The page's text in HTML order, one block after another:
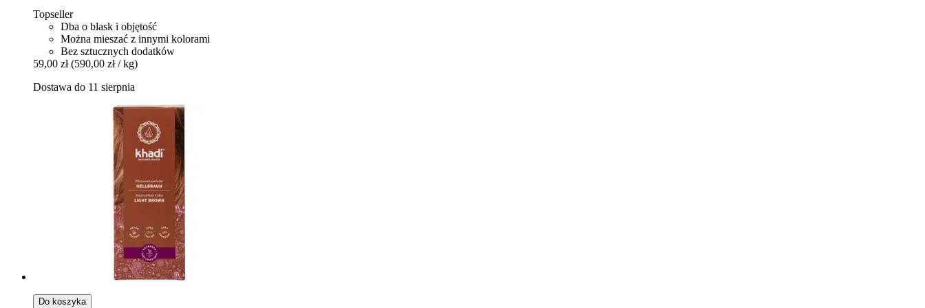
Topseller
Dba o blask i objętość
Można mieszać z innymi kolorami
Bez sztucznych dodatków
59,00 zł (590,00 zł / kg)
Dostawa do 11 sierpnia
Do koszyka